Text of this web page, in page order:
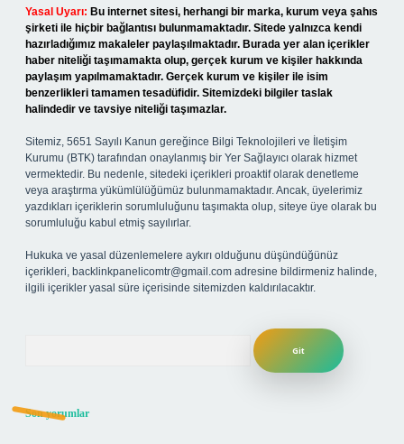
Yasal Uyarı: Bu internet sitesi, herhangi bir marka, kurum veya şahıs
şirketi ile hiçbir bağlantısı bulunmamaktadır. Sitede yalnızca kendi
hazırladığımız makaleler paylaşılmaktadır. Burada yer alan içerikler
haber niteliği taşımamakta olup, gerçek kurum ve kişiler hakkında
paylaşım yapılmamaktadır. Gerçek kurum ve kişiler ile isim
benzerlikleri tamamen tesadüfidir. Sitemizdeki bilgiler taslak
halindedir ve tavsiye niteliği taşımazlar.
Sitemiz, 5651 Sayılı Kanun gereğince Bilgi Teknolojileri ve İletişim
Kurumu (BTK) tarafından onaylanmış bir Yer Sağlayıcı olarak hizmet
vermektedir. Bu nedenle, sitedeki içerikleri proaktif olarak denetleme
veya araştırma yükümlülüğümüz bulunmamaktadır. Ancak, üyelerimiz
yazdıkları içeriklerin sorumluluğunu taşımakta olup, siteye üye olarak bu
sorumluluğu kabul etmiş sayılırlar.
Hukuka ve yasal düzenlemelere aykırı olduğunu düşündüğünüz
içerikleri, backlinkpanelicomtr@gmail.com adresine bildirmeniz halinde,
ilgili içerikler yasal süre içerisinde sitemizden kaldırılacaktır.
Son yorumlar